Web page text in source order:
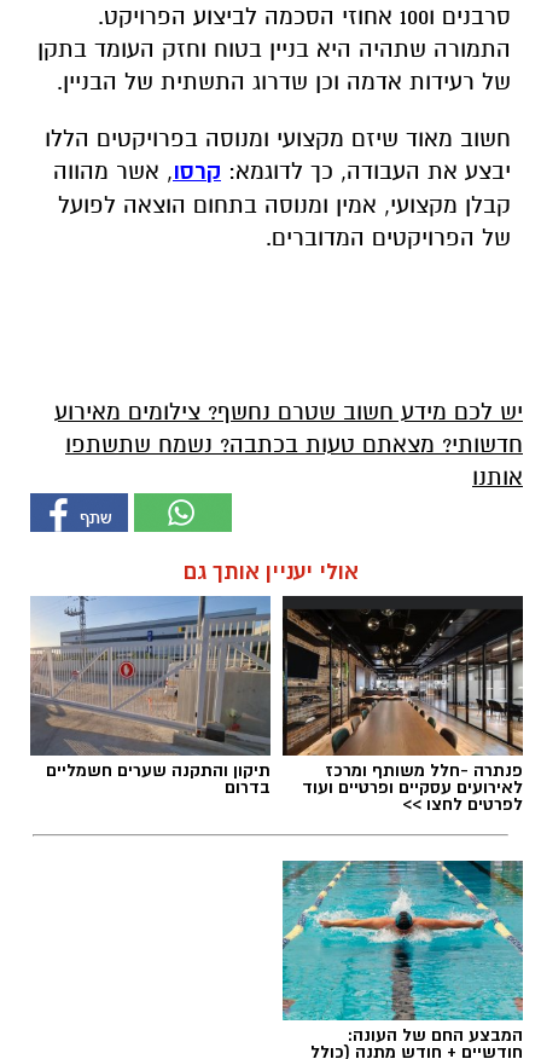
סרבנים ו100 אחוזי הסכמה לביצוע הפרויקט.
התמורה שתהיה היא בניין בטוח וחזק העומד בתקן
של רעידות אדמה וכן שדרוג התשתית של הבניין.
חשוב מאוד שיזם מקצועי ומנוסה בפרויקטים הללו
יבצע את העבודה, כך לדוגמא: קרסו, אשר מהווה
קבלן מקצועי, אמין ומנוסה בתחום הוצאה לפועל
של הפרויקטים המדוברים.
יש לכם מידע חשוב שטרם נחשף? צילומים מאירוע
חדשותי? מצאתם טעות בכתבה? נשמח שתשתפו
אותנו
אולי יעניין אותך גם
פנתרה -חלל משותף ומרכז
לאירועים עסקיים ופרטיים ועוד
לפרטים לחצו >>
תיקון והתקנה שערים חשמליים
בדרום
המבצע החם של העונה:
חודשיים + חודש מתנה (כולל